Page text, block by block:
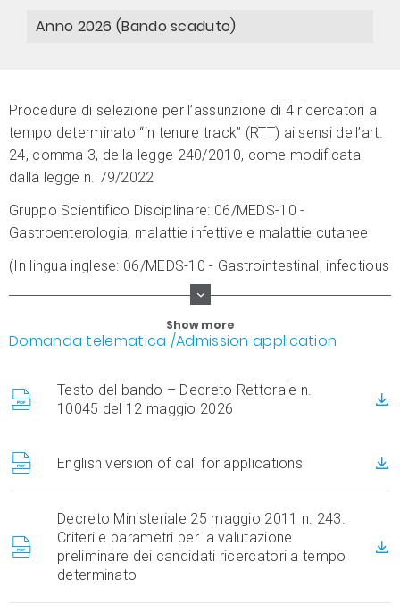
Anno 2026 (Bando scaduto)
Procedure di selezione per l’assunzione di 4 ricercatori a
tempo determinato “in tenure track” (RTT) ai sensi dell’art.
24, comma 3, della legge 240/2010, come modificata
dalla legge n. 79/2022
Gruppo Scientifico Disciplinare: 06/MEDS-10 -
Gastroenterologia, malattie infettive e malattie cutanee
(In lingua inglese: 06/MEDS-10 - Gastrointestinal, infectious
Show more
Domanda telematica /Admission application
Testo del bando – Decreto Rettorale n.
10045 del 12 maggio 2026
English version of call for applications
Decreto Ministeriale 25 maggio 2011 n. 243.
Criteri e parametri per la valutazione
preliminare dei candidati ricercatori a tempo
determinato